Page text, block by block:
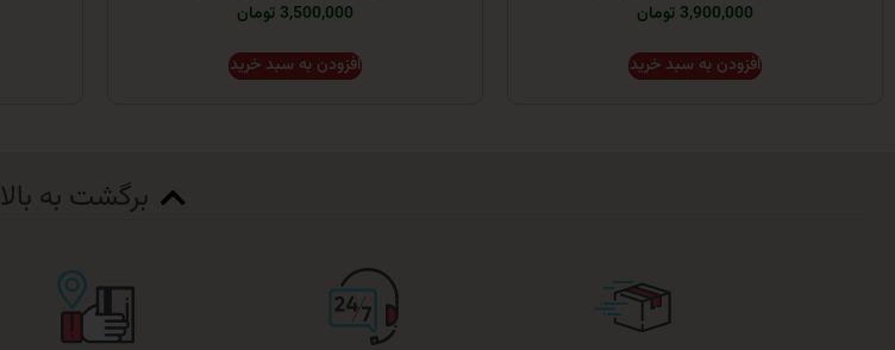
3,900,000 تومان
افزودن به سبد خرید
3,500,000 تومان
افزودن به سبد خرید
برگشت به بالا